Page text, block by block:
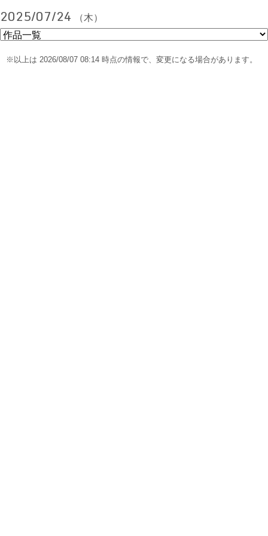
2025/07/24 （木）
※以上は 2026/08/07 08:14 時点の情報で、変更になる場合があります。